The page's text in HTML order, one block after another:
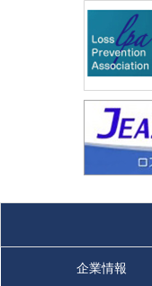
企業情報